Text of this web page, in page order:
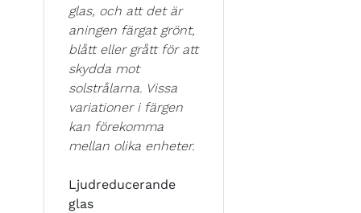
glas, och att det är
aningen färgat grönt,
blått eller grått för att
skydda mot
solstrålarna. Vissa
variationer i färgen
kan förekomma
mellan olika enheter.
Ljudreducerande
glas